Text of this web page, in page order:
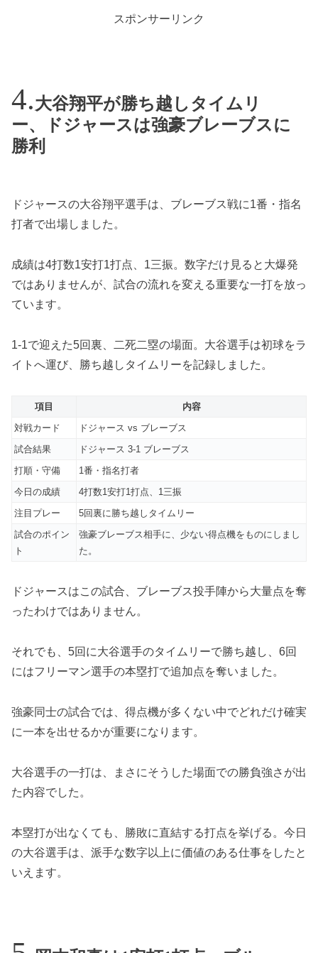
スポンサーリンク
大谷翔平が勝ち越しタイムリ
ー、ドジャースは強豪ブレーブスに
勝利
ドジャースの大谷翔平選手は、ブレーブス戦に1番・指名
打者で出場しました。
成績は4打数1安打1打点、1三振。数字だけ見ると大爆発
ではありませんが、試合の流れを変える重要な一打を放っ
ています。
1-1で迎えた5回裏、二死二塁の場面。大谷選手は初球をラ
イトへ運び、勝ち越しタイムリーを記録しました。
項目
内容
対戦カード
ドジャース vs ブレーブス
試合結果
ドジャース 3-1 ブレーブス
打順・守備
1番・指名打者
今日の成績
4打数1安打1打点、1三振
注目プレー
5回裏に勝ち越しタイムリー
試合のポイン
ト
強豪ブレーブス相手に、少ない得点機をものにしまし
た。
ドジャースはこの試合、ブレーブス投手陣から大量点を奪
ったわけではありません。
それでも、5回に大谷選手のタイムリーで勝ち越し、6回
にはフリーマン選手の本塁打で追加点を奪いました。
強豪同士の試合では、得点機が多くない中でどれだけ確実
に一本を出せるかが重要になります。
大谷選手の一打は、まさにそうした場面での勝負強さが出
た内容でした。
本塁打が出なくても、勝敗に直結する打点を挙げる。今日
の大谷選手は、派手な数字以上に価値のある仕事をしたと
いえます。